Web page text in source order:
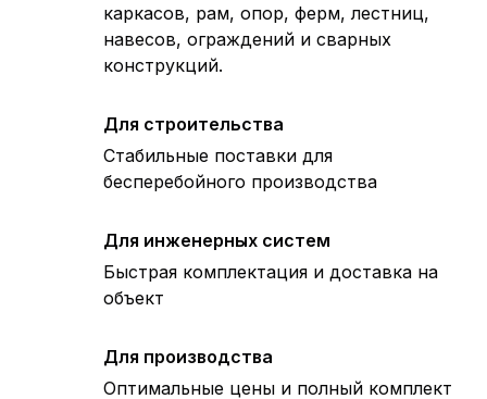
каркасов, рам, опор, ферм, лестниц,
навесов, ограждений и сварных
конструкций.
Для строительства
Стабильные поставки для
бесперебойного производства
Для инженерных систем
Быстрая комплектация и доставка на
объект
Для производства
Оптимальные цены и полный комплект